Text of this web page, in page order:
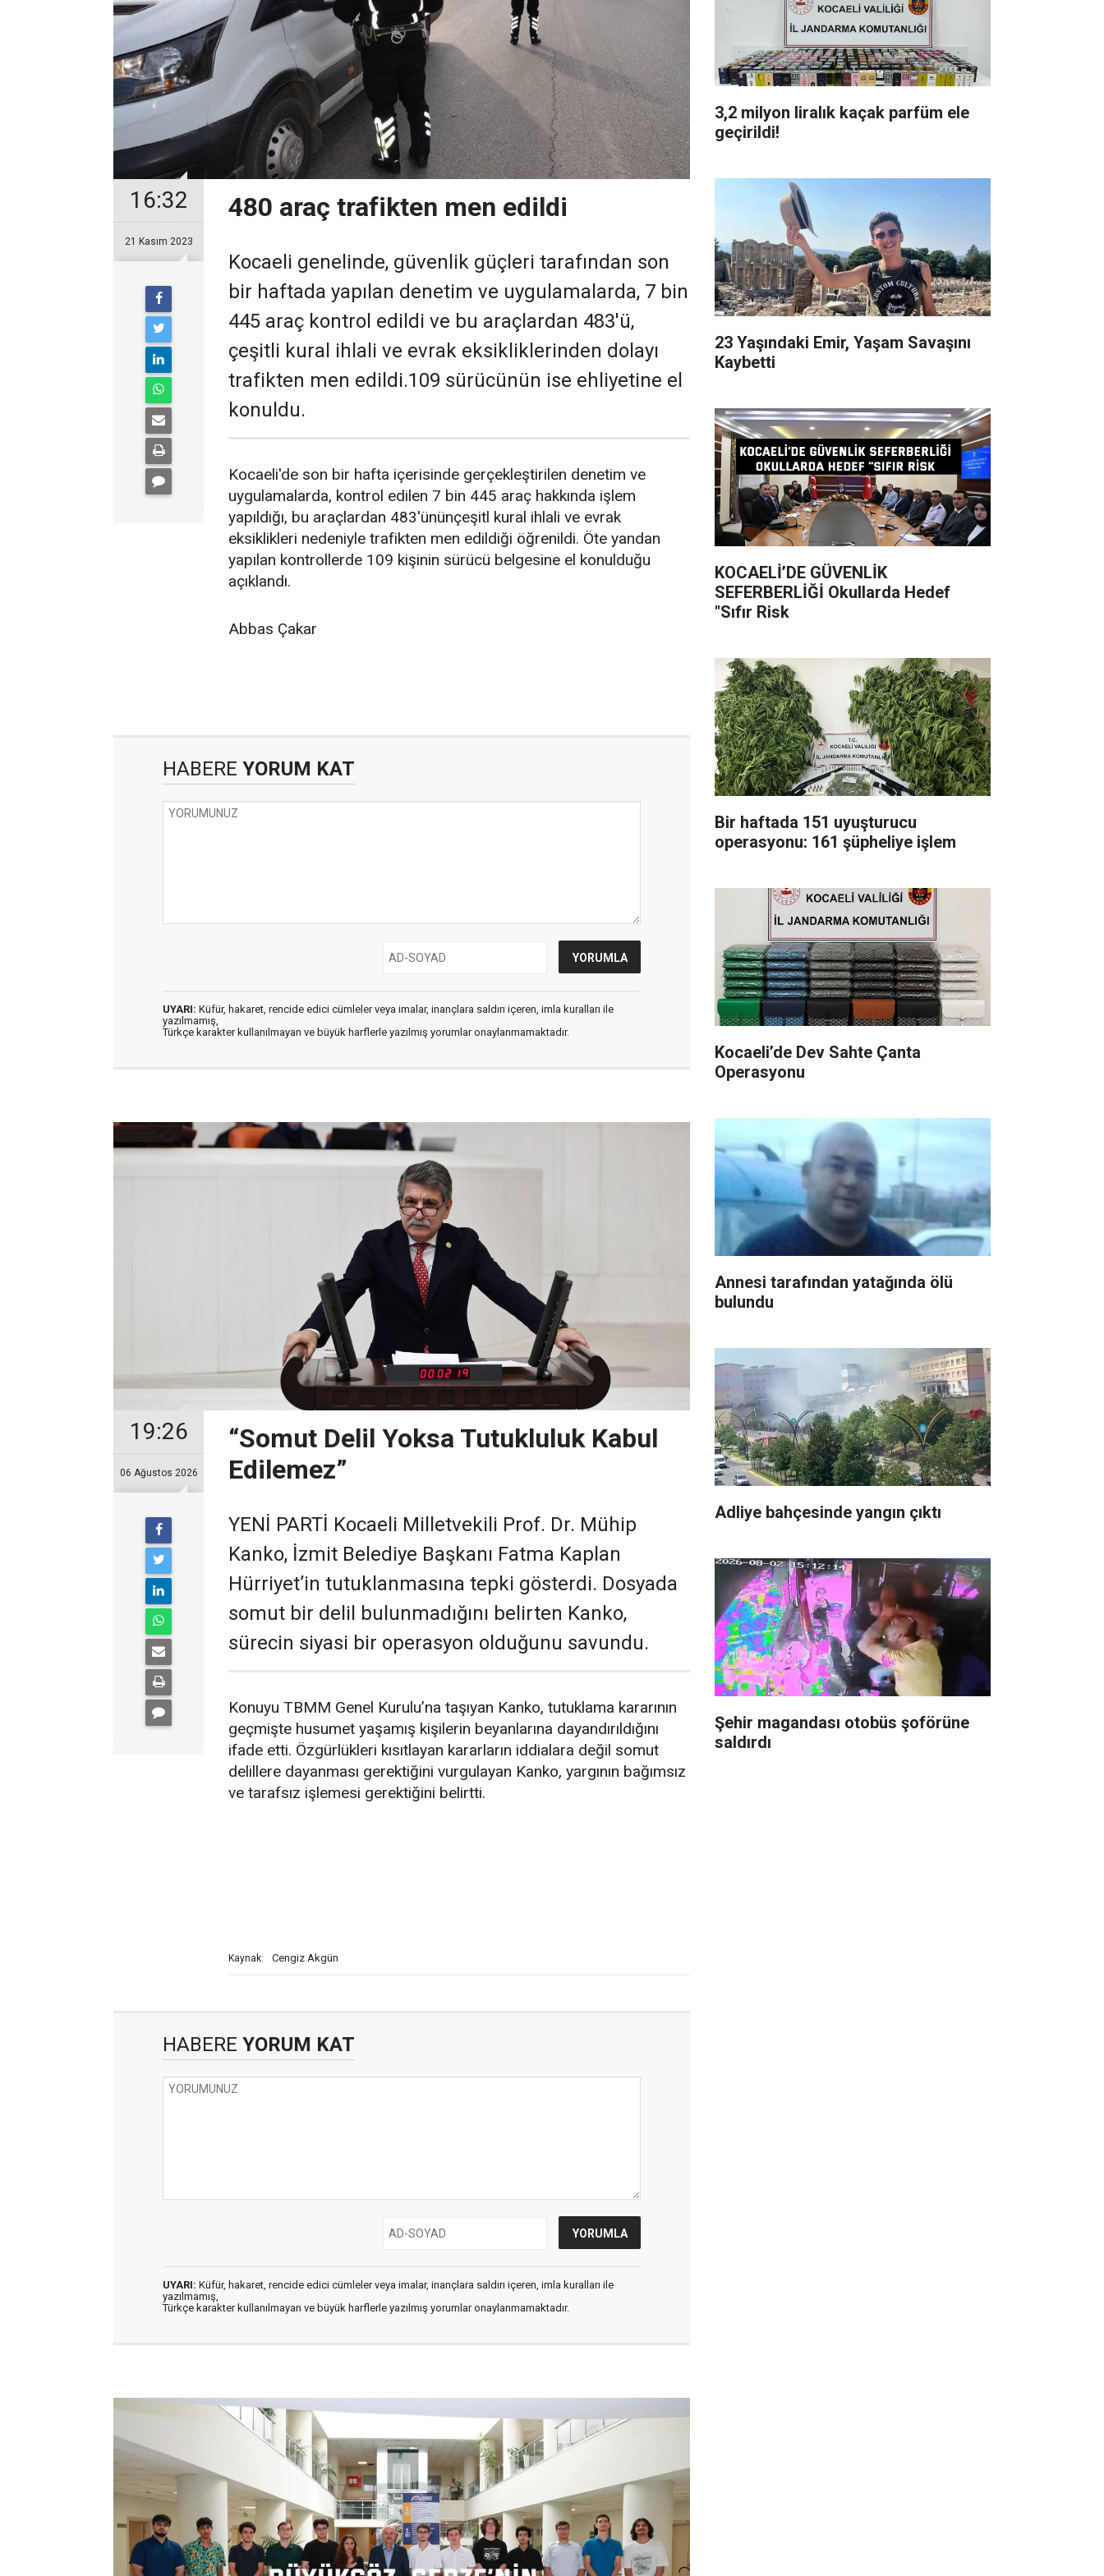
16:32
21 Kasım 2023
480 araç trafikten men edildi
Kocaeli genelinde, güvenlik güçleri tarafından son
bir haftada yapılan denetim ve uygulamalarda, 7 bin
445 araç kontrol edildi ve bu araçlardan 483'ü,
çeşitli kural ihlali ve evrak eksikliklerinden dolayı
trafikten men edildi.109 sürücünün ise ehliyetine el
konuldu.
Kocaeli'de son bir hafta içerisinde gerçekleştirilen denetim ve
uygulamalarda, kontrol edilen 7 bin 445 araç hakkında işlem
yapıldığı, bu araçlardan 483'ününçeşitl kural ihlali ve evrak
eksiklikleri nedeniyle trafikten men edildiği öğrenildi. Öte yandan
yapılan kontrollerde 109 kişinin sürücü belgesine el konulduğu
açıklandı.
Abbas Çakar
HABERE YORUM KAT
UYARI: Küfür, hakaret, rencide edici cümleler veya imalar, inançlara saldırı içeren, imla kuralları ile
yazılmamış,
Türkçe karakter kullanılmayan ve büyük harflerle yazılmış yorumlar onaylanmamaktadır.
19:26
06 Ağustos 2026
“Somut Delil Yoksa Tutukluluk Kabul
Edilemez”
YENİ PARTİ Kocaeli Milletvekili Prof. Dr. Mühip
Kanko, İzmit Belediye Başkanı Fatma Kaplan
Hürriyet’in tutuklanmasına tepki gösterdi. Dosyada
somut bir delil bulunmadığını belirten Kanko,
sürecin siyasi bir operasyon olduğunu savundu.
Konuyu TBMM Genel Kurulu’na taşıyan Kanko, tutuklama kararının
geçmişte husumet yaşamış kişilerin beyanlarına dayandırıldığını
ifade etti. Özgürlükleri kısıtlayan kararların iddialara değil somut
delillere dayanması gerektiğini vurgulayan Kanko, yargının bağımsız
ve tarafsız işlemesi gerektiğini belirtti.
Kaynak: Cengiz Akgün
HABERE YORUM KAT
UYARI: Küfür, hakaret, rencide edici cümleler veya imalar, inançlara saldırı içeren, imla kuralları ile
yazılmamış,
Türkçe karakter kullanılmayan ve büyük harflerle yazılmış yorumlar onaylanmamaktadır.
3,2 milyon liralık kaçak parfüm ele
geçirildi!
23 Yaşındaki Emir, Yaşam Savaşını
Kaybetti
KOCAELİ’DE GÜVENLİK
SEFERBERLİĞİ Okullarda Hedef
"Sıfır Risk
Bir haftada 151 uyuşturucu
operasyonu: 161 şüpheliye işlem
Kocaeli’de Dev Sahte Çanta
Operasyonu
Annesi tarafından yatağında ölü
bulundu
Adliye bahçesinde yangın çıktı
Şehir magandası otobüs şoförüne
saldırdı